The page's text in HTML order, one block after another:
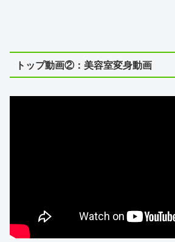
トップ動画②：美容室変身動画